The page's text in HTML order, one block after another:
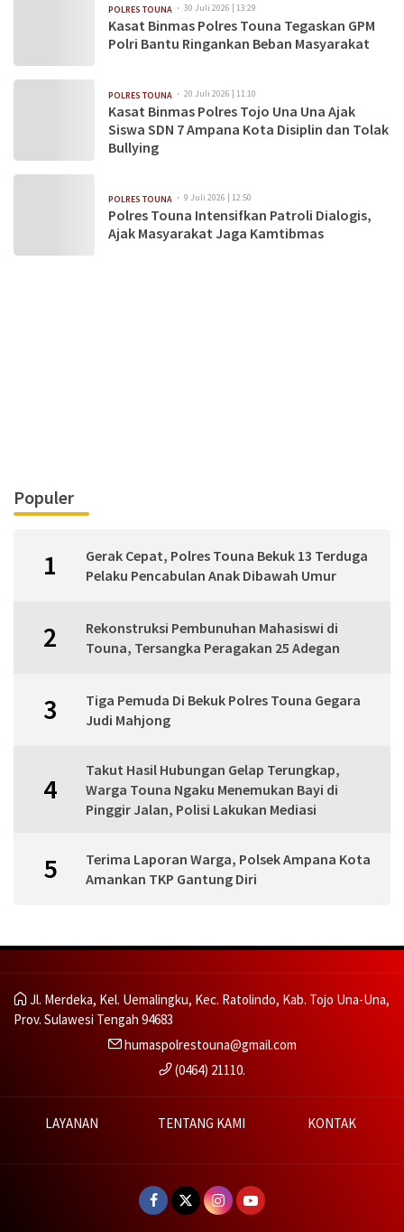
POLRES TOUNA 30 Juli 2026 | 13:29
Kasat Binmas Polres Touna Tegaskan GPM
Polri Bantu Ringankan Beban Masyarakat
POLRES TOUNA 20 Juli 2026 | 11:10
Kasat Binmas Polres Tojo Una Una Ajak
Siswa SDN 7 Ampana Kota Disiplin dan Tolak
Bullying
POLRES TOUNA 9 Juli 2026 | 12:50
Polres Touna Intensifkan Patroli Dialogis,
Ajak Masyarakat Jaga Kamtibmas
Populer
1
Gerak Cepat, Polres Touna Bekuk 13 Terduga
Pelaku Pencabulan Anak Dibawah Umur
2
Rekonstruksi Pembunuhan Mahasiswi di
Touna, Tersangka Peragakan 25 Adegan
3
Tiga Pemuda Di Bekuk Polres Touna Gegara
Judi Mahjong
4
Takut Hasil Hubungan Gelap Terungkap,
Warga Touna Ngaku Menemukan Bayi di
Pinggir Jalan, Polisi Lakukan Mediasi
5
Terima Laporan Warga, Polsek Ampana Kota
Amankan TKP Gantung Diri
Jl. Merdeka, Kel. Uemalingku, Kec. Ratolindo, Kab. Tojo Una-Una,
Prov. Sulawesi Tengah 94683
humaspolrestouna@gmail.com
(0464) 21110.
LAYANAN TENTANG KAMI KONTAK